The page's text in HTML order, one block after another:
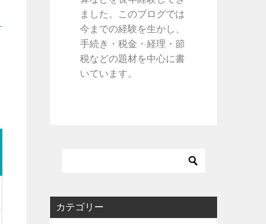
ました。このブログでは
今までの経験を生かし、
手続き・税金・経理・節
税などの題材を中心に書
いています。
カテゴリー